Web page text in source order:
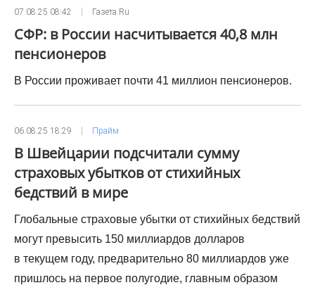
07.08.25 08:42 Газета.Ru
СФР: в России насчитывается 40,8 млн
пенсионеров
В России проживает почти 41 миллион пенсионеров.
06.08.25 18:29 Прайм
В Швейцарии подсчитали сумму
страховых убытков от стихийных
бедствий в мире
Глобальные страховые убытки от стихийных бедствий
могут превысить 150 миллиардов долларов
в текущем году, предварительно 80 миллиардов уже
пришлось на первое полугодие, главным образом